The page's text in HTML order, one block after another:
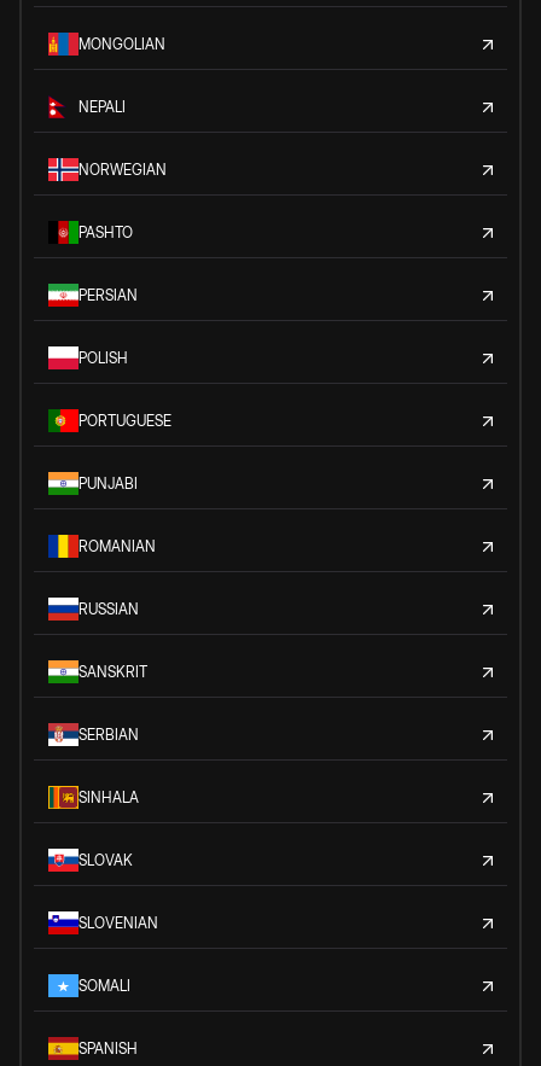
MONGOLIAN
NEPALI
NORWEGIAN
PASHTO
PERSIAN
POLISH
PORTUGUESE
PUNJABI
ROMANIAN
RUSSIAN
SANSKRIT
SERBIAN
SINHALA
SLOVAK
SLOVENIAN
SOMALI
SPANISH